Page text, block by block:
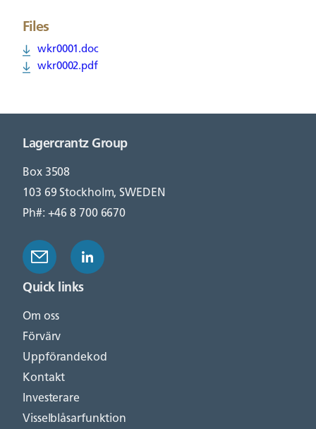
Files
wkr0001.doc
wkr0002.pdf
Lagercrantz Group
Box 3508
103 69 Stockholm, SWEDEN
Ph#: +46 8 700 6670
Quick links
Om oss
Förvärv
Uppförandekod
Kontakt
Investerare
Visselblåsarfunktion